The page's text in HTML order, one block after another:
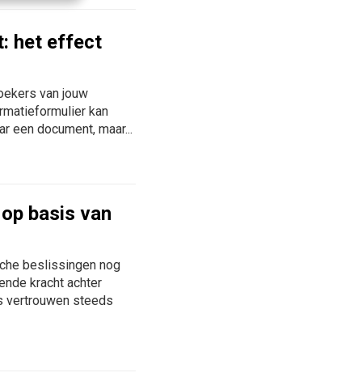
het effect
van jouw
kan
een document, maar...
basis van
beslissingen nog
kracht achter
vertrouwen steeds